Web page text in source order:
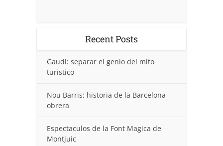
Recent Posts
Gaudi: separar el genio del mito
turistico
Nou Barris: historia de la Barcelona
obrera
Espectaculos de la Font Magica de
Montjuic